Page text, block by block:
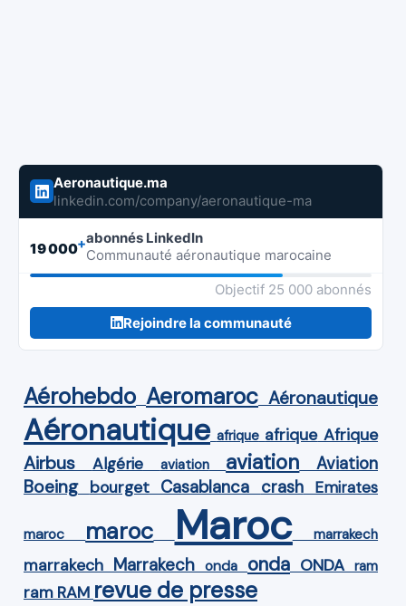
Aeronautique.ma
linkedin.com/company/aeronautique-ma
19 000+abonnés LinkedIn
Communauté aéronautique marocaine
Objectif 25 000 abonnés
Rejoindre la communauté
Aérohebdo Aeromaroc Aéronautique
Aéronautique afrique afrique Afrique
Airbus Algérie aviation aviation Aviation
Boeing bourget Casablanca crash Emirates
maroc maroc Maroc marrakech
marrakech Marrakech onda onda ONDA ram
ram RAM revue de presse